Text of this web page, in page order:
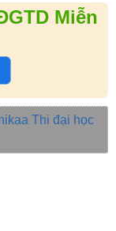
Miễn
Thi đại học